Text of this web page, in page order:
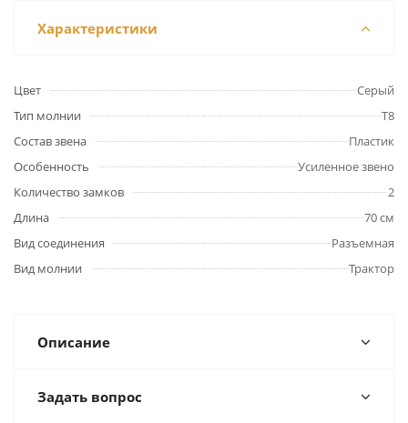
Характеристики
Цвет
Серый
Тип молнии
Т8
Состав звена
Пластик
Особенность
Усиленное звено
Количество замков
2
Длина
70 см
Вид соединения
Разъемная
Вид молнии
Трактор
Описание
Задать вопрос